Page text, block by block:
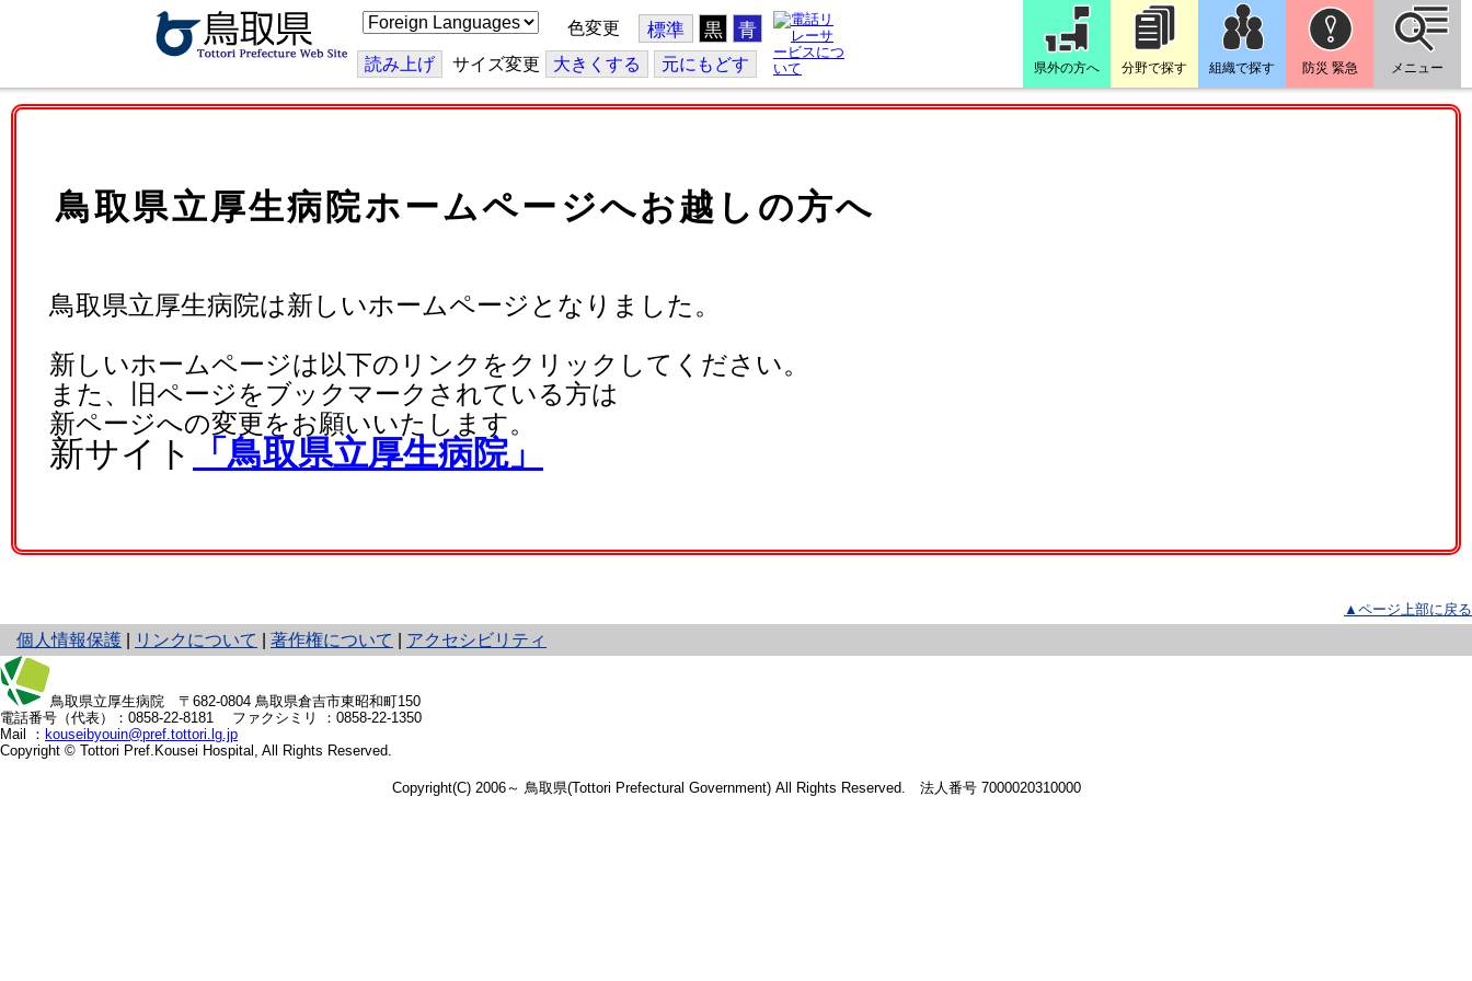
こ
の
ジ
を
翻
色変更 標準 黒 青
読み上げ サイズ変更 大きくする 元にもどす 県外の方へ 分野で探す 組織で探す 防災 緊急 メニュー
鳥取県立厚生病院ホームページへお越しの方へ
鳥取県立厚生病院は新しいホームページとなりました。
新しいホームページは以下のリンクをクリックしてください。
また、旧ページをブックマークされている方は
新ページへの変更をお願いいたします。
新サイト 「鳥取県立厚生病院」
▲ページ上部に戻る
個人情報保護
と
り
ッ
ト
へ
リンクについて 著作権について アクセシビリティ
鳥取県立厚生病院 〒682-0804 鳥取県倉吉市東昭和町150
電話番号（代表）： 0858-22-8181
ファクシミリ ：0858-22-1350
Mail ： kouseibyouin@pref.tottori.lg.jp
Copyright © Tottori Pref.Kousei Hospital, All Rights Reserved.
Copyright(C) 2006～ 鳥取県(Tottori Prefectural Government) All Rights Reserved. 法人番号 7000020310000